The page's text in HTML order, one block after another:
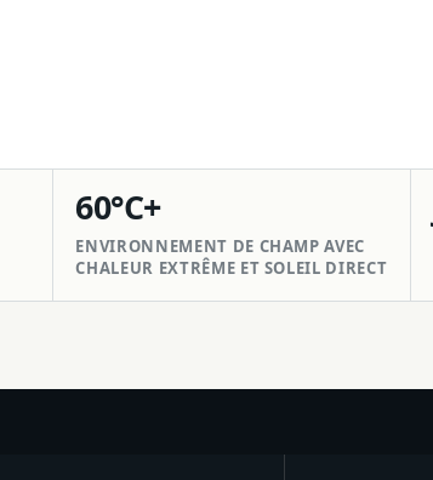
60°C+
ENVIRONNEMENT DE CHAMP AVEC
CHALEUR EXTRÊME ET SOLEIL DIRECT